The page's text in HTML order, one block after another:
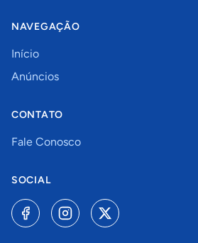
NAVEGAÇÃO
Início
Anúncios
CONTATO
Fale Conosco
SOCIAL